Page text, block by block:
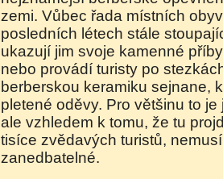
zemi. Vůbec řada místních
posledních létech stále
ukazují jim svoje kamenné
nebo provádí turisty po
berberskou keramiku sejnane,
pletené oděvy. Pro většinu to
ale vzhledem k tomu, že tu
tisíce zvědavých turistů,
zanedbatelné.